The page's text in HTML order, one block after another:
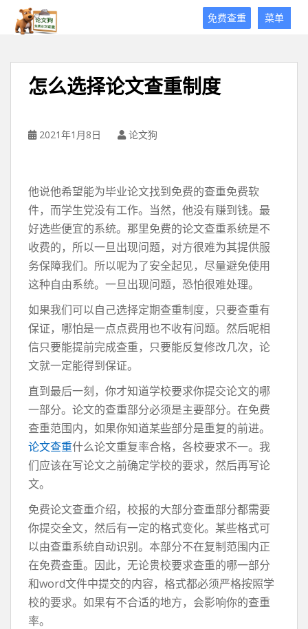
菜单
免费查重
怎么选择论文查重制度
2021年1月8日 论文狗
他说他希望能为毕业论文找到免费的查重免费软
件，而学生党没有工作。当然，他没有赚到钱。最
好选些便宜的系统。那里免费的论文查重系统是不
收费的，所以一旦出现问题，对方很难为其提供服
务保障我们。所以呢为了安全起见，尽量避免使用
这种自由系统。一旦出现问题，恐怕很难处理。
如果我们可以自己选择定期查重制度，只要查重有
保证，哪怕是一点点费用也不收有问题。然后呢相
信只要能提前完成查重，只要能反复修改几次，论
文就一定能得到保证。
直到最后一刻，你才知道学校要求你提交论文的哪
一部分。论文的查重部分必须是主要部分。在免费
查重范围内，如果你知道某些部分是重复的前进。
论文查重什么论文重复率合格，各校要求不一。我
们应该在写论文之前确定学校的要求，然后再写论
文。
免费论文查重介绍，校报的大部分查重部分都需要
你提交全文，然后有一定的格式变化。某些格式可
以由查重系统自动识别。本部分不在复制范围内正
在免费查重。因此，无论贵校要求查重的哪一部分
和word文件中提交的内容，格式都必须严格按照学
校的要求。如果有不合适的地方，会影响你的查重
率。